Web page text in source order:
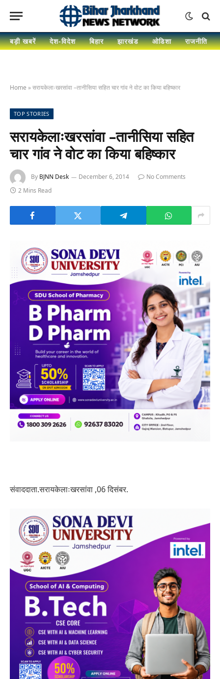
बड़ी खबरें देश-विदेश बिहार झारखंड ओडिशा राजनीति
Home »सरायकेलाःखरसांवा –तानीसिया सहित चार गांव ने वोट का किया बहिष्कार
TOP STORIES
सरायकेलाःखरसांवा –तानीसिया सहित
चार गांव ने वोट का किया बहिष्कार
By BJNN Desk December 6, 2014
No Comments
2 Mins Read
संवाददाता.सरायकेलाःखरसांवा ,06 दिसंबर.